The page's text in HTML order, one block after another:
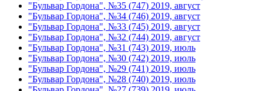
"Бульвар Гордона", №35 (747) 2019, август
"Бульвар Гордона", №34 (746) 2019, август
"Бульвар Гордона", №33 (745) 2019, август
"Бульвар Гордона", №32 (744) 2019, август
"Бульвар Гордона", №31 (743) 2019, июль
"Бульвар Гордона", №30 (742) 2019, июль
"Бульвар Гордона", №29 (741) 2019, июль
"Бульвар Гордона", №28 (740) 2019, июль